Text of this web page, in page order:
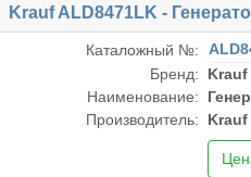
Krauf ALD8471LK -
Каталожный №:
Бренд:
Krauf
Наименование:
Производитель:
Krauf